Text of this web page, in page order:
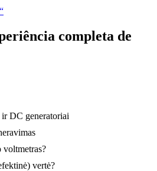
completa de
DC generatoriai
vertė?